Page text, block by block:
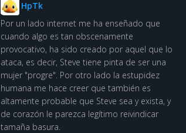
HpTk
Por un lado internet me ha enseñado que
cuando algo es tan obscenamente
provocativo, ha sido creado por aquel que lo
ataca, es decir, Steve tiene pinta de ser una
mujer "progre". Por otro lado la estupidez
humana me hace creer que también es
altamente probable que Steve sea y exista, y
de corazón le parezca legítimo reivindicar
tamaña basura.